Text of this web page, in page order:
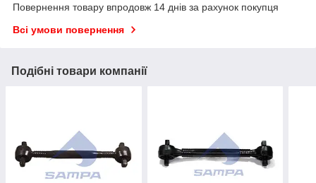
Повернення товару впродовж 14 днів за рахунок покупця
Всі умови повернення
Подібні товари компанії